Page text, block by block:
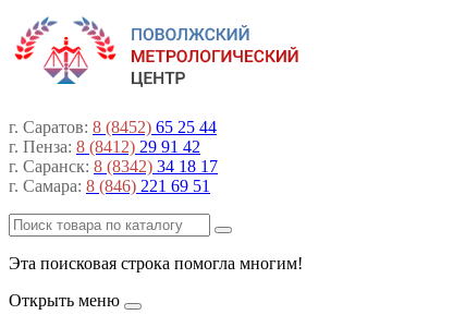
г. Саратов: 8 (8452) 65 25 44
г. Пенза: 8 (8412) 29 91 42
г. Саранск: 8 (8342) 34 18 17
г. Самара: 8 (846) 221 69 51
Эта поисковая строка помогла многим!
Открыть меню